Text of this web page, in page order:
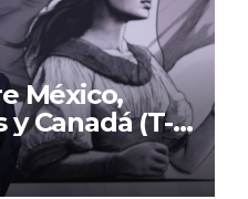
México,
y Canadá (T-
hasta el
Claudia